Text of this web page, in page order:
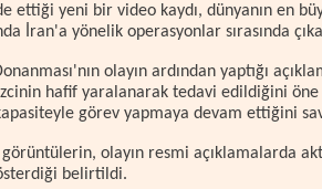
ettiği yeni bir video kaydı, dünyanın en
İran'a yönelik operasyonlar sırasında
olayın ardından yaptığı
hafif yaralanarak tedavi edildiğini öne
görev yapmaya devam ettiğini
görüntülerin, olayın resmi açıklamalarda
belirtildi.